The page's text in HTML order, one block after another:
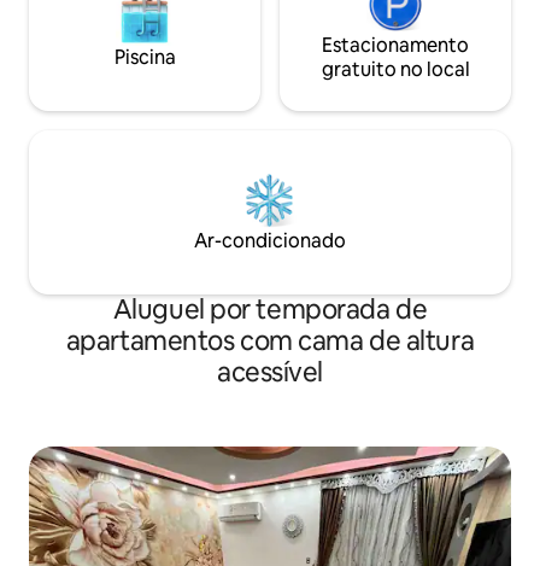
Piscina
Estacionamento
gratuito no local
Ar-condicionado
Aluguel por temporada de
apartamentos com cama de altura
acessível